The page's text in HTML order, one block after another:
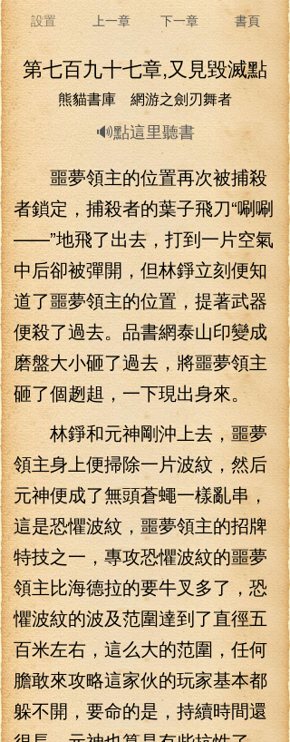
設置 上一章 下一章 書頁
第七百九十七章,又見毀滅點
熊貓書庫 網游之劍刃舞者
🔊點這里聽書
噩夢領主的位置再次被捕殺
者鎖定，捕殺者的葉子飛刀“唰唰
——”地飛了出去，打到一片空氣
中后卻被彈開，但林錚立刻便知
道了噩夢領主的位置，提著武器
便殺了過去。品書網泰山印變成
磨盤大小砸了過去，將噩夢領主
砸了個趔趄，一下現出身來。
林錚和元神剛沖上去，噩夢
領主身上便掃除一片波紋，然后
元神便成了無頭蒼蠅一樣亂串，
這是恐懼波紋，噩夢領主的招牌
特技之一，專攻恐懼波紋的噩夢
領主比海德拉的要牛叉多了，恐
懼波紋的波及范圍達到了直徑五
百米左右，這么大的范圍，任何
膽敢來攻略這家伙的玩家基本都
躲不開，要命的是，持續時間還